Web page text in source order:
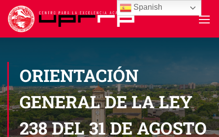
ORIENTACIÓN
GENERAL DE LA LEY
238 DEL 31 DE AGOSTO
Spanish